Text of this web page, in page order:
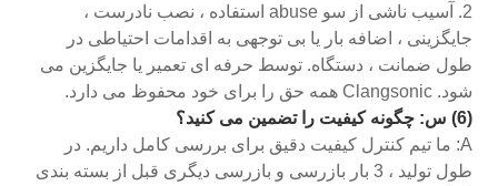
2. آسیب ناشی از سو abuse استفاده ، نصب نادرست ،
جایگزینی ، اضافه بار یا بی توجهی به اقدامات احتیاطی در
طول ضمانت ، دستگاه. توسط حرفه ای تعمیر یا جایگزین می
شود. Clangsonic همه حق را برای خود محفوظ می دارد.
(6) س: چگونه کیفیت را تضمین می کنید؟
A: ما تیم کنترل کیفیت دقیق برای بررسی کامل داریم. در
طول تولید ، 3 بار بازرسی و بازرسی دیگری قبل از بسته بندی